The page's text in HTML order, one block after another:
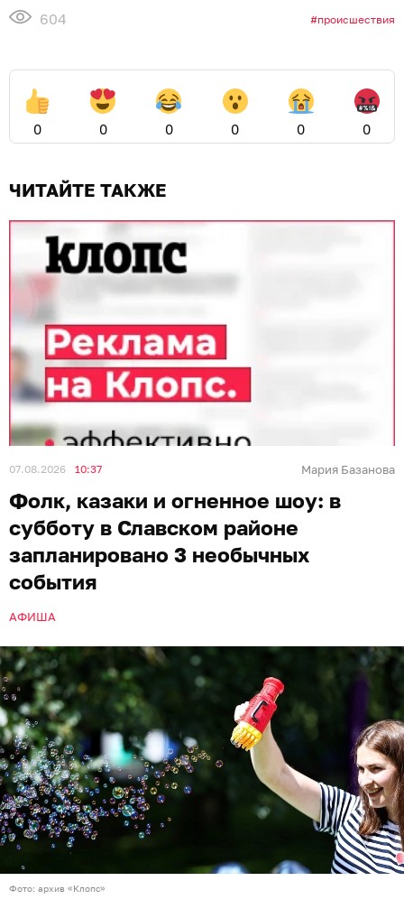
604 происшествия
0 0 0 0 0 0
ЧИТАЙТЕ ТАКЖЕ
07.08.2026 10:37 Мария Базанова
Фолк, казаки и огненное шоу: в
субботу в Славском районе
запланировано 3 необычных
события
АФИША
Фото: архив «Клопс»